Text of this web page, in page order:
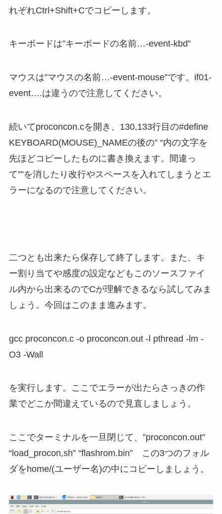
れぞれCtrl+Shift+Cでコピーします。
キーボードは”キーボードの名前…-event-kbd”
マウスは”マウスの名前…-event-mouse”です。if01-
event….は違うので注意してください。
続いてproconcon.cを開き、130,133行目の#define
KEYBOARD(MOUSE)_NAMEの後の” “内の文字を
先ほどコピーしたものに書き換えます。間違っ
て””を消したり改行やスペースを入れてしまうとエ
ラーになるので注意してください。
二つとも出来たら保存して終了します。また、キ
ー割り当てや感度の設定などもこのソースファイ
ル内から出来るのでCが理解できるなら試してみま
しょう。今回はこのまま進みます。
gcc proconcon.c -o proconcon.out -l pthread -lm -
O3 -Wall
を実行します。ここでエラーが出たらさっきの作
業でどこか間違えているので見直しましょう。
ここでターミナルを一旦閉じて、”proconcon.out”
“load_procon,sh” “flashrom.bin” この3つのフォル
ダをhome/(ユーザー名)の中にコピーしましょう。